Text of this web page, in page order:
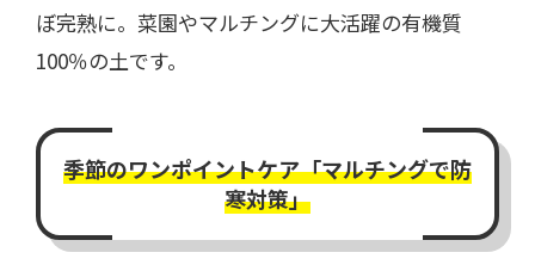
ぼ完熟に。菜園やマルチングに大活躍の有機質
100％の土です。
季節のワンポイントケア「マルチングで防
寒対策」